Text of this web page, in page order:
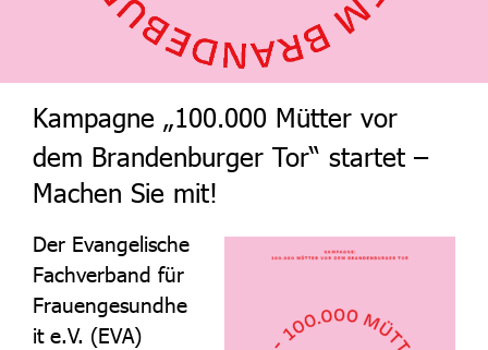
Kampagne „100.000 Mütter vor
dem Brandenburger Tor“ startet –
Machen Sie mit!
Der Evangelische
Fachverband für
Frauengesundhe
it e.V. (EVA)